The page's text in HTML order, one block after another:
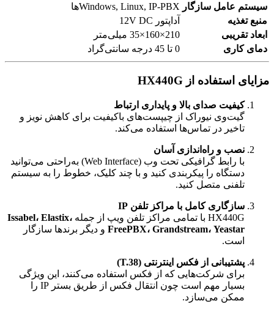
سیستم عامل سازگار Windows, Linux, IP-PBX‌ها
منبع تغذیه
آداپتور 12V DC
ابعاد تقریبی
210×160×35 میلی‌متر
دمای کاری
0 تا 45 درجه سانتی‌گراد
مزایای استفاده از HX440G
کیفیت صدای بالا و پایداری ارتباط
گیت‌وی نیوراک از چیپست‌های باکیفیت برای کاهش نویز و
تاخیر در تماس‌ها استفاده می‌کند.
نصب و راه‌اندازی آسان
با رابط گرافیکی تحت وب (Web Interface) به‌راحتی می‌توانید
دستگاه را پیکربندی کنید و با چند کلیک، خطوط را به سیستم
تلفنی متصل کنید.
سازگاری کامل با مراکز تلفن IP
HX440G با تمامی مراکز تلفن ویپ از جمله
Issabel، Elastix،
FreePBX، Grandstream، Yeastar و دیگر برندها سازگار
است.
پشتیبانی از فکس اینترنتی (T.38)
برای شرکت‌هایی که از فکس استفاده می‌کنند، این ویژگی
بسیار مهم است چون انتقال فکس از طریق بستر IP را
ممکن می‌سازد.